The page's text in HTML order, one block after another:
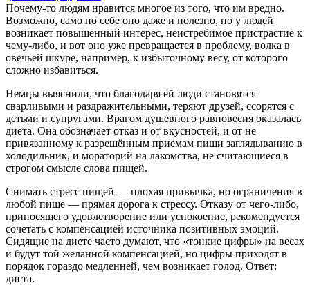
Почему-то людям нравится многое из того, что им вредно.
Возможно, само по себе оно даже и полезно, но у людей
возникает повышенный интерес, неистребимое пристрастие к
чему-либо, и вот оно уже превращается в проблему, волка в
овечьей шкуре, например, к избыточному весу, от которого
сложно избавиться.
Немцы выяснили, что благодаря ей люди становятся
сварливыми и раздражительными, теряют друзей, ссорятся с
детьми и супругами. Врагом душевного равновесия оказалась
диета. Она обозначает отказ и от вкусностей, и от не
привязанному к разрешённым приёмам пищи заглядыванию в
холодильник, и мораторий на лакомства, не считающиеся в
строгом смысле слова пищей.
Снимать стресс пищей — плохая привычка, но ограничения в
любой пище — прямая дорога к стрессу. Отказу от чего-либо,
приносящего удовлетворение или успокоение, рекомендуется
сочетать с компенсацией источника позитивных эмоций.
Сидящие на диете часто думают, что «тонкие цифры» на весах
и будут той желанной компенсацией, но цифры приходят в
порядок гораздо медленней, чем возникает голод. Ответ:
диета.